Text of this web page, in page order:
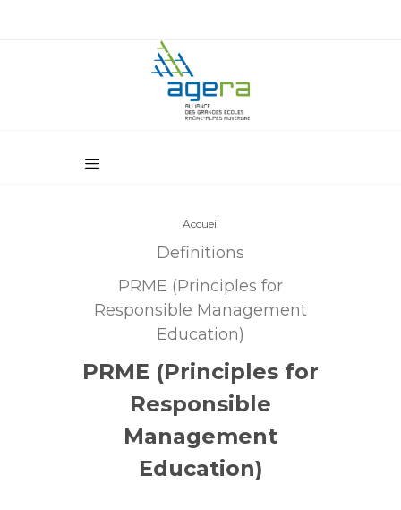
Accueil
Definitions
PRME (Principles for
Responsible Management
Education)
PRME (Principles for
Responsible
Management
Education)